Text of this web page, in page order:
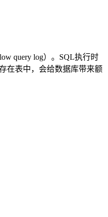
query log）。SQL执行时
在表中，会给数据库带来额